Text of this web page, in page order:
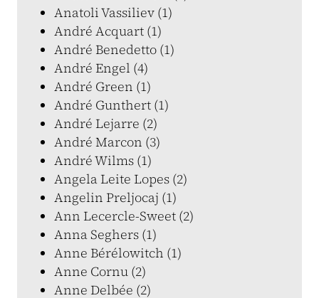
Anatoli Vassiliev (1)
André Acquart (1)
André Benedetto (1)
André Engel (4)
André Green (1)
André Gunthert (1)
André Lejarre (2)
André Marcon (3)
André Wilms (1)
Angela Leite Lopes (2)
Angelin Preljocaj (1)
Ann Lecercle-Sweet (2)
Anna Seghers (1)
Anne Bérélowitch (1)
Anne Cornu (2)
Anne Delbée (2)